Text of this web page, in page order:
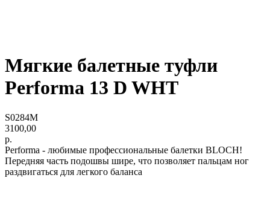
Мягкие балетные туфли
Performa 13 D WHT
S0284M
3100,00
р.
Performa - любимые профессиональные балетки BLOCH!
Передняя часть подошвы шире, что позволяет пальцам ног
раздвигаться для легкого баланса